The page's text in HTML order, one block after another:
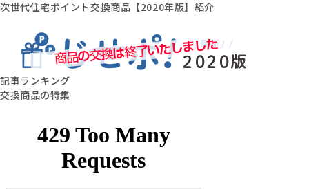
次世代住宅ポイント交換商品【2020年版】紹介
記事ランキング
交換商品の特集